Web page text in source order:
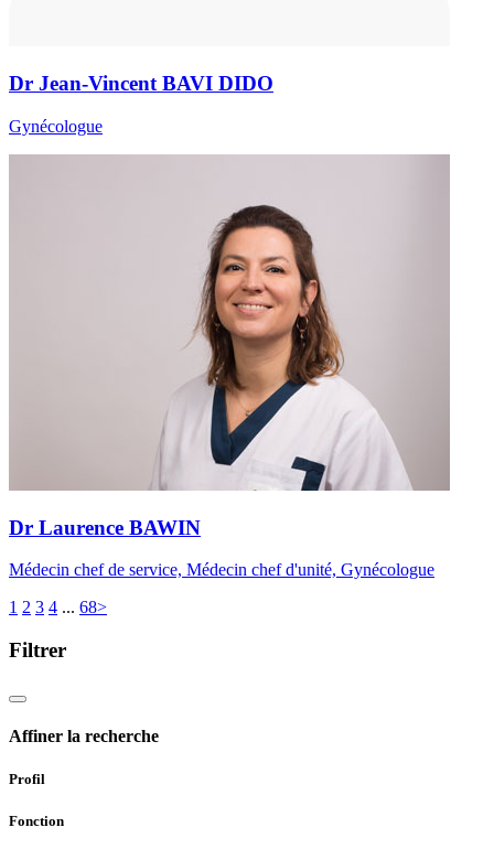
Dr Jean-Vincent BAVI DIDO
Gynécologue
Dr Laurence BAWIN
Médecin chef de service, Médecin chef d'unité, Gynécologue
1 2 3 4 ... 68>
Filtrer
Affiner la recherche
Profil
Fonction